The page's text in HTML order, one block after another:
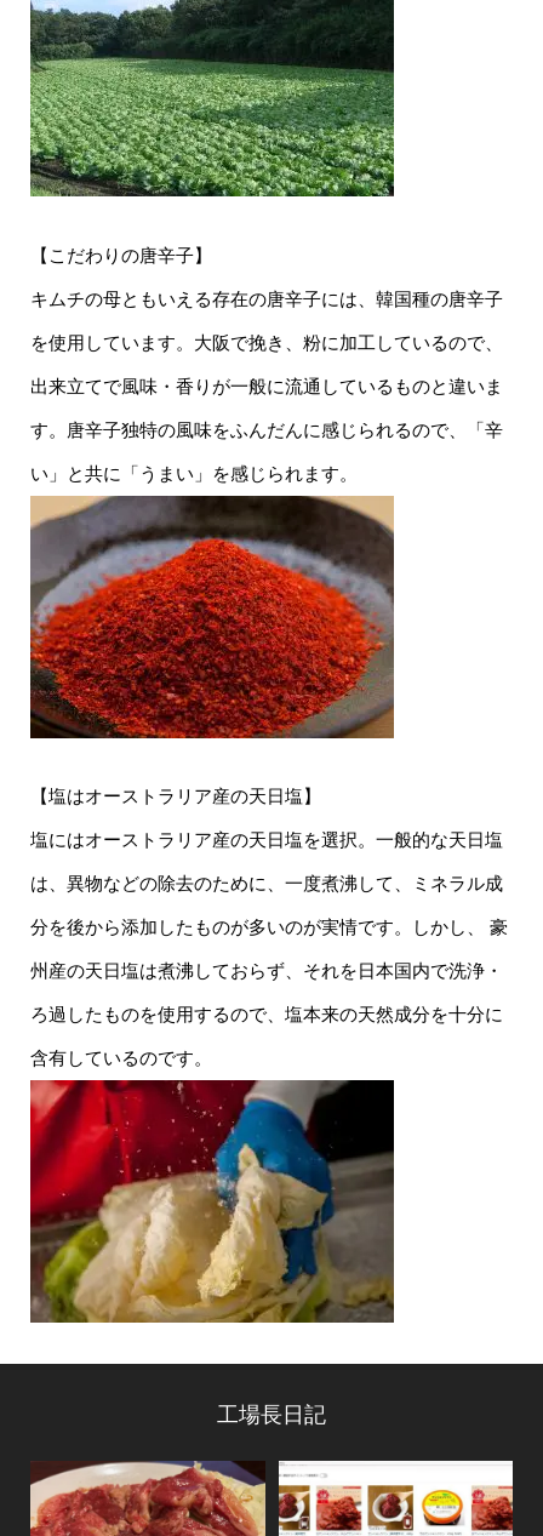
【こだわりの唐辛子】
キムチの母ともいえる存在の唐辛子には、韓国種の唐辛子
を使用しています。大阪で挽き、粉に加工しているので、
出来立てで風味・香りが一般に流通しているものと違いま
す。唐辛子独特の風味をふんだんに感じられるので、「辛
い」と共に「うまい」を感じられます。
【塩はオーストラリア産の天日塩】
塩にはオーストラリア産の天日塩を選択。一般的な天日塩
は、異物などの除去のために、一度煮沸して、ミネラル成
分を後から添加したものが多いのが実情です。しかし、 豪
州産の天日塩は煮沸しておらず、それを日本国内で洗浄・
ろ過したものを使用するので、塩本来の天然成分を十分に
含有しているのです。
工場長日記